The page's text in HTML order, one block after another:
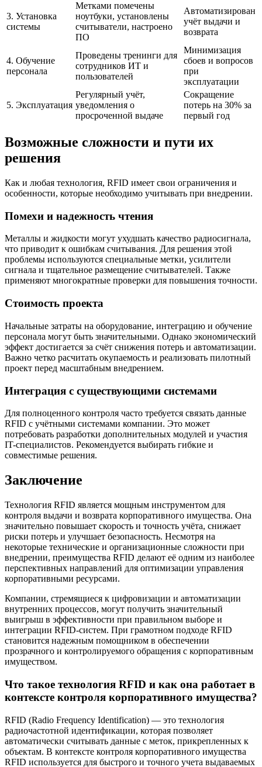
3. Установка
системы
Метками помечены
ноутбуки, установлены
считыватели, настроено
ПО
Автоматизирован
учёт выдачи и
возврата
4. Обучение
персонала
Проведены тренинги для
сотрудников ИТ и
пользователей
Минимизация
сбоев и вопросов
при
эксплуатации
5. Эксплуатация
Регулярный учёт,
уведомления о
просроченной выдаче
Сокращение
потерь на 30% за
первый год
Возможные сложности и пути их
решения
Как и любая технология, RFID имеет свои ограничения и
особенности, которые необходимо учитывать при внедрении.
Помехи и надежность чтения
Металлы и жидкости могут ухудшать качество радиосигнала,
что приводит к ошибкам считывания. Для решения этой
проблемы используются специальные метки, усилители
сигнала и тщательное размещение считывателей. Также
применяют многократные проверки для повышения точности.
Стоимость проекта
Начальные затраты на оборудование, интеграцию и обучение
персонала могут быть значительными. Однако экономический
эффект достигается за счёт снижения потерь и автоматизации.
Важно четко расчитать окупаемость и реализовать пилотный
проект перед масштабным внедрением.
Интеграция с существующими системами
Для полноценного контроля часто требуется связать данные
RFID с учётными системами компании. Это может
потребовать разработки дополнительных модулей и участия
IT-специалистов. Рекомендуется выбирать гибкие и
совместимые решения.
Заключение
Технология RFID является мощным инструментом для
контроля выдачи и возврата корпоративного имущества. Она
значительно повышает скорость и точность учёта, снижает
риски потерь и улучшает безопасность. Несмотря на
некоторые технические и организационные сложности при
внедрении, преимущества RFID делают её одним из наиболее
перспективных направлений для оптимизации управления
корпоративными ресурсами.
Компании, стремящиеся к цифровизации и автоматизации
внутренних процессов, могут получить значительный
выигрыш в эффективности при правильном выборе и
интеграции RFID-систем. При грамотном подходе RFID
становится надежным помощником в обеспечении
прозрачного и контролируемого обращения с корпоративным
имуществом.
Что такое технология RFID и как она работает в
контексте контроля корпоративного имущества?
RFID (Radio Frequency Identification) — это технология
радиочастотной идентификации, которая позволяет
автоматически считывать данные с меток, прикрепленных к
объектам. В контексте контроля корпоративного имущества
RFID используется для быстрого и точного учета выдаваемых